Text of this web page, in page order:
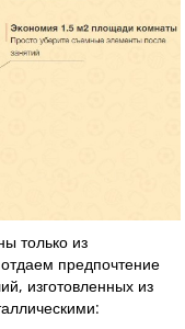
только из
предпочтение
изготовленных из